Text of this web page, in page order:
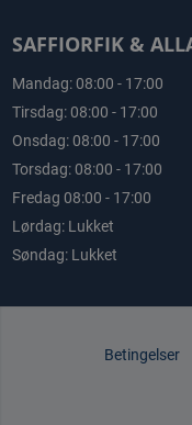
SAFFIORFIK &
Mandag: 08:00 - 17:00
Tirsdag: 08:00 - 17:00
Onsdag: 08:00 - 17:00
Torsdag: 08:00 - 17:00
Fredag 08:00 - 17:00
Lørdag: Lukket
Søndag: Lukket
Betingelser